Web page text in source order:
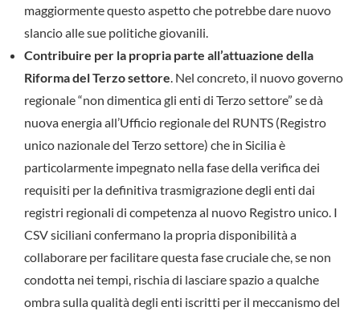
maggiormente questo aspetto che potrebbe dare nuovo
slancio alle sue politiche giovanili.
Contribuire per la propria parte all’attuazione della
Riforma del Terzo settore . Nel concreto, il nuovo governo
regionale “non dimentica gli enti di Terzo settore” se dà
nuova energia all’Ufficio regionale del RUNTS (Registro
unico nazionale del Terzo settore) che in Sicilia è
particolarmente impegnato nella fase della verifica dei
requisiti per la definitiva trasmigrazione degli enti dai
registri regionali di competenza al nuovo Registro unico. I
CSV siciliani confermano la propria disponibilità a
collaborare per facilitare questa fase cruciale che, se non
condotta nei tempi, rischia di lasciare spazio a qualche
ombra sulla qualità degli enti iscritti per il meccanismo del